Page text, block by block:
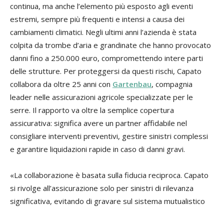
continua, ma anche l’elemento più esposto agli eventi
estremi, sempre più frequenti e intensi a causa dei
cambiamenti climatici. Negli ultimi anni l’azienda è stata
colpita da trombe d’aria e grandinate che hanno provocato
danni fino a 250.000 euro, compromettendo intere parti
delle strutture. Per proteggersi da questi rischi, Capato
collabora da oltre 25 anni con Gartenbau, compagnia
leader nelle assicurazioni agricole specializzate per le
serre. Il rapporto va oltre la semplice copertura
assicurativa: significa avere un partner affidabile nel
consigliare interventi preventivi, gestire sinistri complessi
e garantire liquidazioni rapide in caso di danni gravi.
«La collaborazione è basata sulla fiducia reciproca. Capato
si rivolge all’assicurazione solo per sinistri di rilevanza
significativa, evitando di gravare sul sistema mutualistico